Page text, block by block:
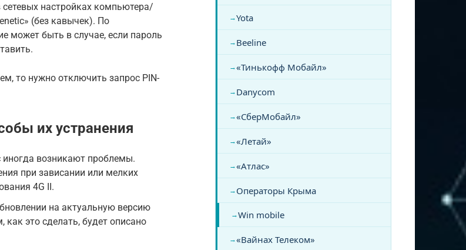
настройках компьютера/
(без кавычек). По
может быть в случае, если пароль
то нужно отключить запрос PIN-
их устранения
иногда возникают проблемы.
при зависании или мелких
4G II.
на актуальную версию
это сделать, будет описано
Yota
Beeline
«Тинькофф Мобайл»
Danycom
«СберМобайл»
«Летай»
«Атлас»
Операторы Крыма
Win mobile
«Вайнах Телеком»